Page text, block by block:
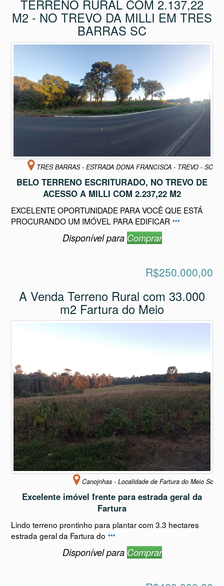
BARRAS SC
TRES BARRAS - ESTRADA DONA FRANCISCA - TREVO - SC
BELO TERRENO ESCRITURADO, NO TREVO DE
ACESSO A MILLI COM 2.237,22 M2
EXCELENTE OPORTUNIDADE PARA VOCÊ QUE ESTÁ
PROCURANDO UM IMÓVEL PARA EDIFICAR
Disponível paraComprar
A Venda Terreno Rural com 33.000
m2 Fartura do Meio
Canojnhas - Localidade de Fartura do Meio Sc
Excelente imóvel frente para estrada geral da
Fartura
Lindo terreno prontinho para plantar com 3.3 hectares
estrada geral da Fartura do
Disponível para